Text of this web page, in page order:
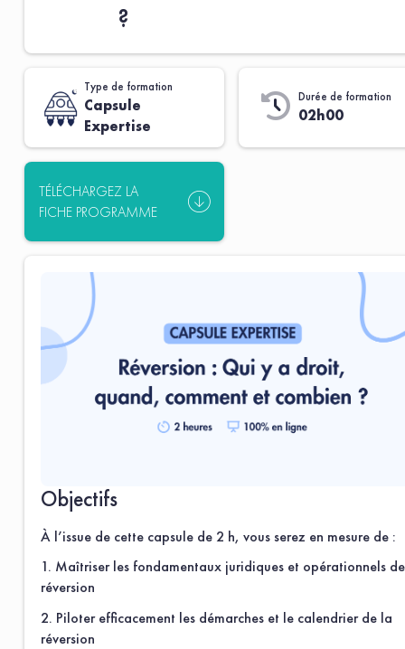
?
Type de formation
Capsule
Expertise
Durée de formation
02h00
TÉLÉCHARGEZ LA
FICHE PROGRAMME
Objectifs
À l’issue de cette capsule de 2 h, vous serez en mesure de :
1. Maîtriser les fondamentaux juridiques et opérationnels
réversion
2. Piloter efficacement les démarches et le calendrier de la
réversion